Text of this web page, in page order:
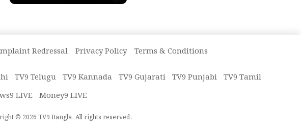
Redressal Privacy Policy Terms & Conditions
TV9 Telugu TV9 Kannada TV9 Gujarati TV9 Punjabi TV9 Tamil
LIVE Money9 LIVE
© 2026 TV9 Bangla. All rights reserved.